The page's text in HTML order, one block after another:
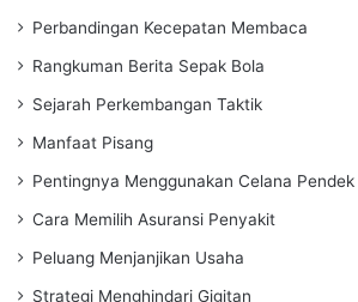
Perbandingan Kecepatan Membaca
Rangkuman Berita Sepak Bola
Sejarah Perkembangan Taktik
Manfaat Pisang
Pentingnya Menggunakan Celana Pendek
Cara Memilih Asuransi Penyakit
Peluang Menjanjikan Usaha
Strategi Menghindari Gigitan